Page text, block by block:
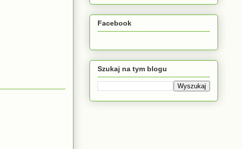
Facebook
Szukaj na tym blogu